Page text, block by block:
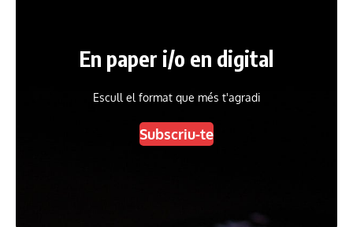
En paper i/o en digital
Escull el format que més t'agradi
Subscriu-te